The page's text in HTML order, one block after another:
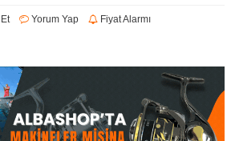
Yorum Yap Fiyat Alarmı